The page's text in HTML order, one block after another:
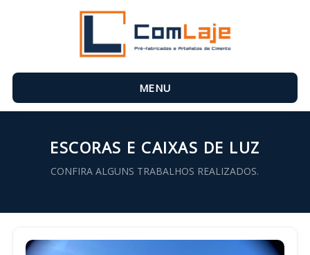
MENU
ESCORAS E CAIXAS DE LUZ
CONFIRA ALGUNS TRABALHOS REALIZADOS.